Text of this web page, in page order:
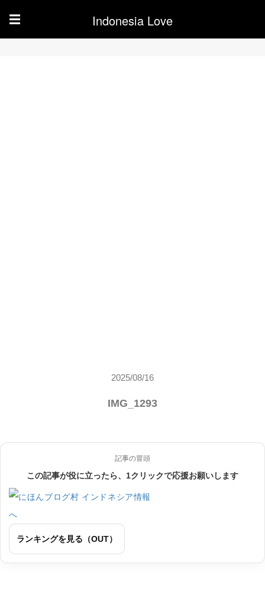
☰ Indonesia Love
2025/08/16
IMG_1293
記事の冒頭
この記事が役に立ったら、1クリックで応援お願いします
ランキングを見る（OUT）